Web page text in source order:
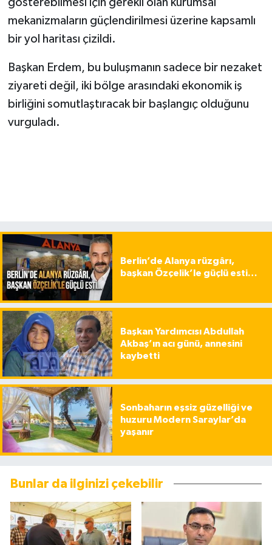
gösterebilmesi için gerekli olan kurumsal
mekanizmaların güçlendirilmesi üzerine kapsamlı
bir yol haritası çizildi.
Başkan Erdem, bu buluşmanın sadece bir nezaket
ziyareti değil, iki bölge arasındaki ekonomik iş
birliğini somutlaştıracak bir başlangıç olduğunu
vurguladı.
Berlin’de Alanya rüzgârı,
başkan Özçelik’le güçlü esti…
Başkan Yardımcısı Abdullah
Akbaş’ın acı günü, annesini
kaybetti
Sonbaharın eşsiz güzelliği ve
huzuru Modern Saraylar’da
yaşanır
Bunlar da ilginizi çekebilir